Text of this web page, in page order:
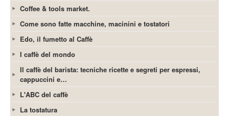
Coffee & tools market.
Come sono fatte macchine, macinini e tostatori
Edo, il fumetto al Caffè
I caffè del mondo
Il caffè del barista: tecniche ricette e segreti per espressi,
cappuccini e…
L'ABC del caffè
La tostatura